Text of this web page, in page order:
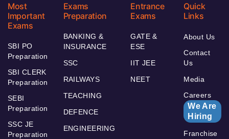
Most
Important
Exams
SBI PO
Preparation
SBI CLERK
Preparation
SEBI
Preparation
SSC JE
Preparation
Exams
Preparation
BANKING &
INSURANCE
SSC
RAILWAYS
TEACHING
DEFENCE
ENGINEERING
Entrance
Exams
GATE &
ESE
IIT JEE
NEET
Quick
Links
About Us
Contact
Us
Media
Careers
We Are
Hiring
Franchise